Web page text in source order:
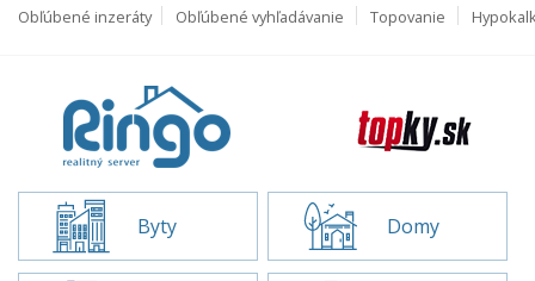
Obľúbené inzeráty Obľúbené vyhľadávanie Topovanie
Byty Domy